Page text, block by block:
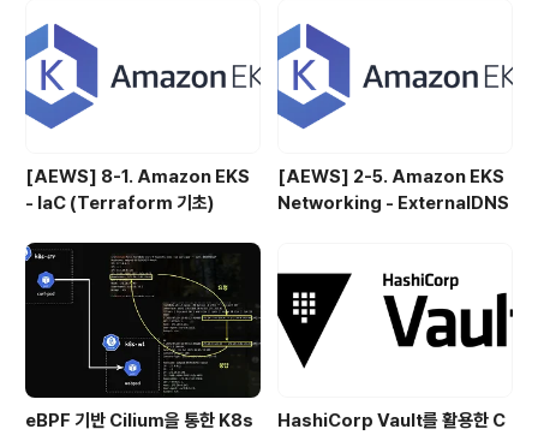
[AEWS] 8-1. Amazon EKS
- IaC (Terraform 기초)
[AEWS] 2-5. Amazon EKS
Networking - ExternalDNS
eBPF 기반 Cilium을 통한 K8s
HashiCorp Vault를 활용한 C